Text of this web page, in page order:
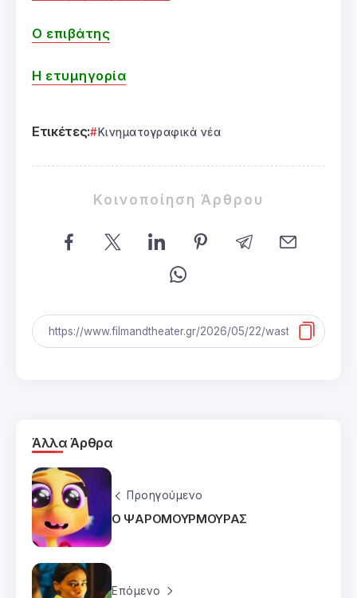
Ο επιβάτης
Η ετυμηγορία
Ετικέτες: Κινηματογραφικά νέα
Κοινοποίηση Άρθρου
Άλλα Άρθρα
Προηγούμενο
Ο ΨΑΡΟΜΟΥΡΜΟΥΡΑΣ
Επόμενο